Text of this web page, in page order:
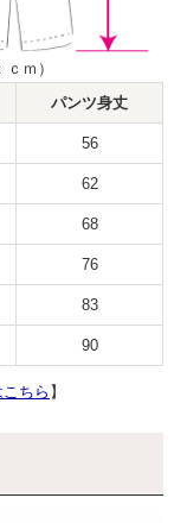
ｍ）
パンツ身丈
56
62
68
76
83
90
ちら 】